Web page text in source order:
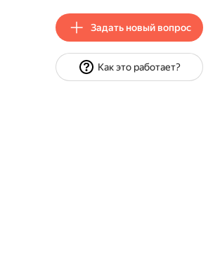
Задать новый вопрос
Как это работает?